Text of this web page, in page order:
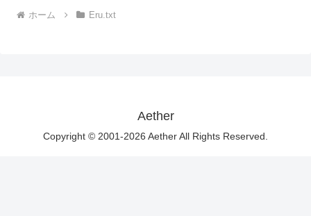
ホーム Eru.txt
Aether
Copyright © 2001-2026 Aether All Rights Reserved.